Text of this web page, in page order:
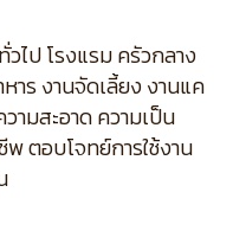
ไป โรงแรม ครัวกลาง
าร งานจัดเลี้ยง งานแค
ามสะอาด ความเป็น
ตอบโจทย์การใช้งาน